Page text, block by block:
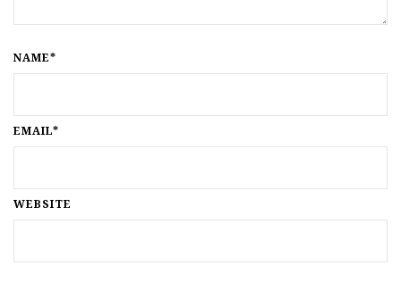
NAME*
EMAIL*
WEBSITE